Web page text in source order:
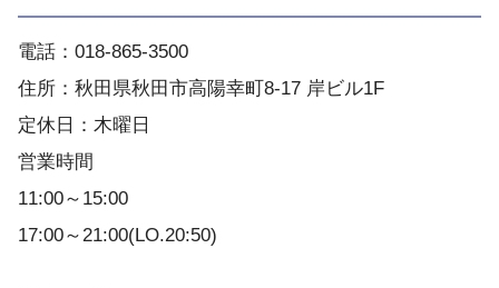
電話：018-865-3500
住所：秋田県秋田市高陽幸町8-17 岸ビル1F
定休日：木曜日
営業時間
11:00～15:00
17:00～21:00(LO.20:50)